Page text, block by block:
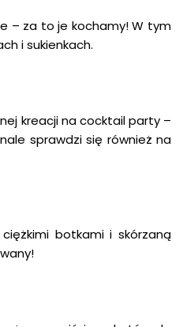
– za to je kochamy! W tym
i sukienkach.
kreacji na cocktail party –
sprawdzi się również na
botkami i skórzaną